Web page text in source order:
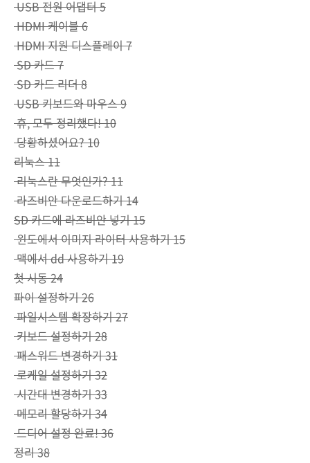
USB 전원 어댑터 5
HDMI 케이블 6
HDMI 지원 디스플레이 7
SD 카드 7
SD 카드 리더 8
USB 키보드와 마우스 9
휴, 모두 정리했다! 10
당황하셨어요? 10
리눅스 11
리눅스란 무엇인가? 11
라즈비안 다운로드하기 14
SD 카드에 라즈비안 넣기 15
윈도에서 이미지 라이터 사용하기 15
맥에서 dd 사용하기 19
첫 시동 24
파이 설정하기 26
파일시스템 확장하기 27
키보드 설정하기 28
패스워드 변경하기 31
로케일 설정하기 32
시간대 변경하기 33
메모리 할당하기 34
드디어 설정 완료! 36
정리 38